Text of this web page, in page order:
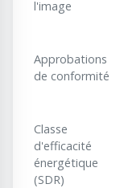
l'image
Approbations
de conformité
Classe
d'efficacité
énergétique
(SDR)